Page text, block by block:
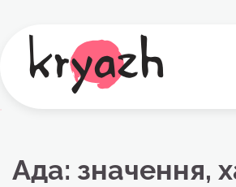
вмісту
Ада: значення,